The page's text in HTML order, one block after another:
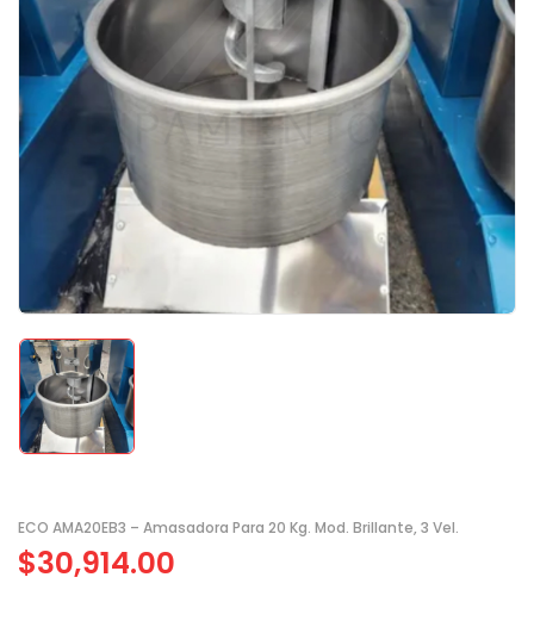
ECO AMA20EB3 – Amasadora Para 20 Kg. Mod. Brillante, 3 Vel.
$30,914.00